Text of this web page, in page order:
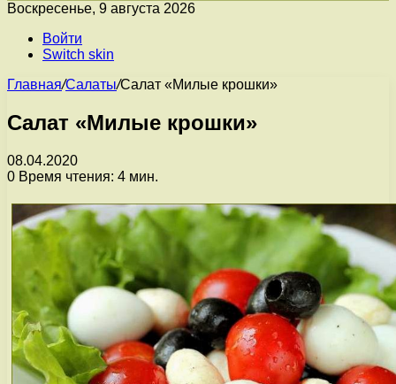
Воскресенье, 9 августа 2026
Войти
Switch skin
Главная/Салаты/Салат «Милые крошки»
Салат «Милые крошки»
08.04.2020
0 Время чтения: 4 мин.